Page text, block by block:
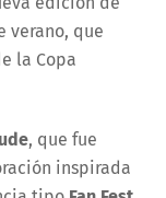
verano, que
la Copa
, que fue
inspirada